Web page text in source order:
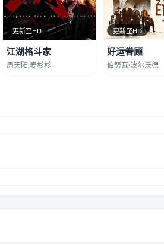
更新至HD
江湖格斗家
周天阳,麦杉杉
更新至HD
好运眷顾
伯努瓦·波尔沃德